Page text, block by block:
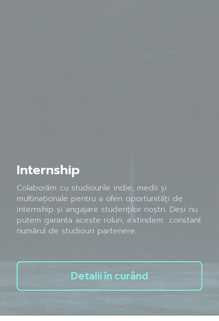
Internship
Colaborăm cu studiourile indie, medii și
multinaționale pentru a oferi oportunități de
internship și angajare studenților noștri. Deși nu
putem garanta aceste roluri, extindem constant
numărul de studiouri partenere.
Detalii în curând